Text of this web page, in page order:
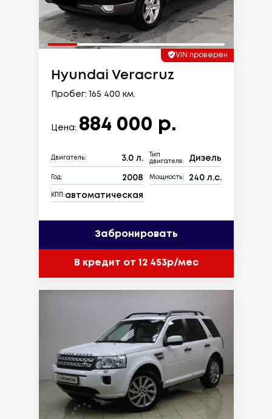
VIN проверен
Hyundai Veracruz
Пробег: 165 400 км.
Цена: 884 000 р.
Двигатель: 3.0 л.
Тип
двигателя:
Дизель
Год: 2008 Мощность: 240 л.с.
КПП: автоматическая
Забронировать
В кредит от 12 453р/мес